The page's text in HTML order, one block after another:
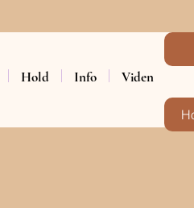
Hold Info Viden